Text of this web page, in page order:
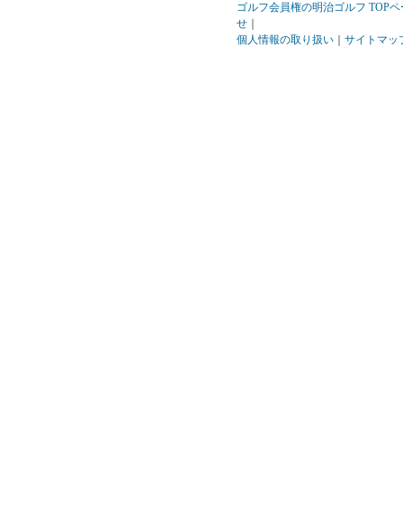
ゴルフ会員権の明治ゴルフ TOPペ
せ
個人情報の取り扱い
サイトマッ